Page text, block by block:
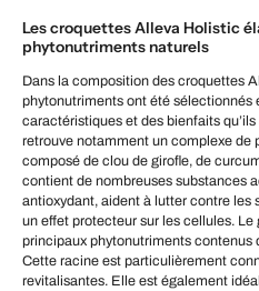
Les croquettes Alleva Holistic
phytonutriments naturels
Dans la composition des croquettes
phytonutriments ont été sélectionnés
caractéristiques et des bienfaits
retrouve notamment un complexe de
composé de clou de girofle, de
contient de nombreuses substances
antioxydant, aident à lutter contre les
un effet protecteur sur les cellules.
principaux phytonutriments contenus
Cette racine est particulièrement
revitalisantes. Elle est également